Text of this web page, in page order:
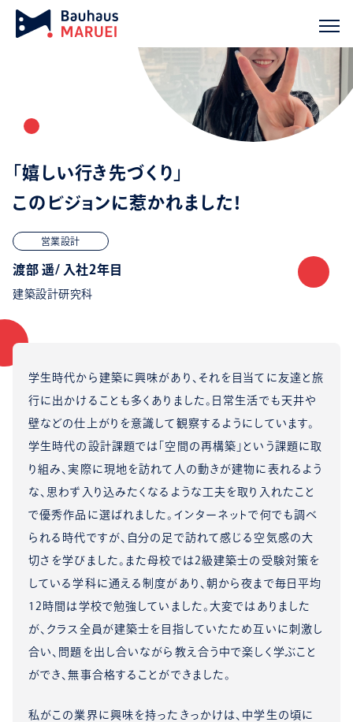
「嬉しい行き先づくり」
このビジョンに惹かれました！
営業設計
渡部 遥/ 入社2年目
建築設計研究科
学生時代から建築に興味があり、それを目当てに友達と旅
行に出かけることも多くありました。日常生活でも天井や
壁などの仕上がりを意識して観察するようにしています。
学生時代の設計課題では「空間の再構築」という課題に取
り組み、実際に現地を訪れて人の動きが建物に表れるよう
な、思わず入り込みたくなるような工夫を取り入れたこと
で優秀作品に選ばれました。インターネットで何でも調べ
られる時代ですが、自分の足で訪れて感じる空気感の大
切さを学びました。また母校では2級建築士の受験対策を
している学科に通える制度があり、朝から夜まで毎日平均
12時間は学校で勉強していました。大変ではありました
が、クラス全員が建築士を目指していたため互いに刺激し
合い、問題を出し合いながら教え合う中で楽しく学ぶこと
ができ、無事合格することができました。
私がこの業界に興味を持ったきっかけは、中学生の頃に